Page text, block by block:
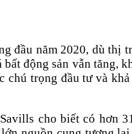
đầu năm 2020, dù thị
động sản vẫn tăng,
chú trọng đầu tư và
cho biết có hơn